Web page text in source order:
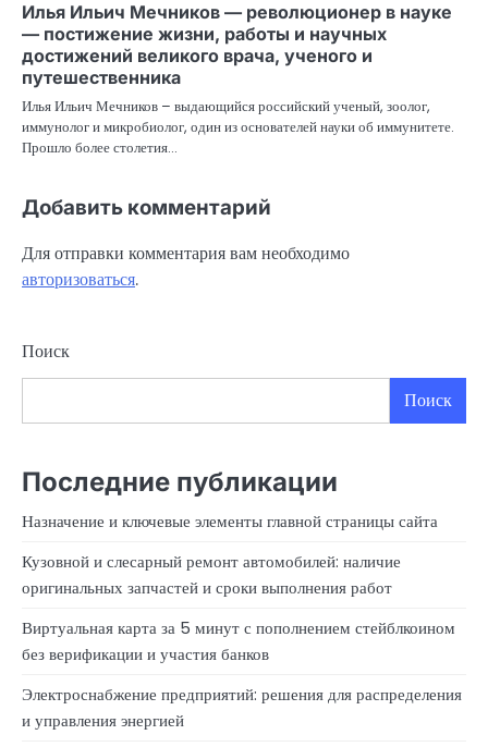
Илья Ильич Мечников — революционер в науке
— постижение жизни, работы и научных
достижений великого врача, ученого и
путешественника
Илья Ильич Мечников – выдающийся российский ученый, зоолог,
иммунолог и микробиолог, один из основателей науки об иммунитете.
Прошло более столетия…
Добавить комментарий
Для отправки комментария вам необходимо
авторизоваться.
Поиск
Поиск
Последние публикации
Назначение и ключевые элементы главной страницы сайта
Кузовной и слесарный ремонт автомобилей: наличие
оригинальных запчастей и сроки выполнения работ
Виртуальная карта за 5 минут с пополнением стейблкоином
без верификации и участия банков
Электроснабжение предприятий: решения для распределения
и управления энергией